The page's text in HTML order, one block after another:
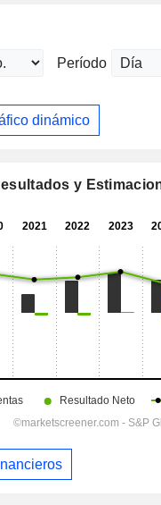
Período
dinámico
y